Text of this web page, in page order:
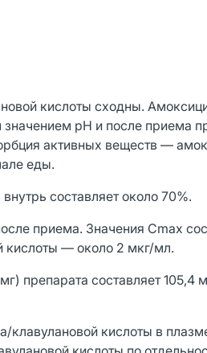
кислоты сходны.
pH и после приема
активных веществ —
еды.
составляет около 70%.
приема. Значения Cmax
кислоты — около 2 мкг/мл.
препарата составляет 105,4
кислоты в